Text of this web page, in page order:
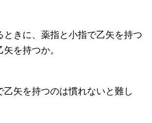
ときに、薬指と小指で乙矢を持つ
を持つか。
乙矢を持つのは慣れないと難し